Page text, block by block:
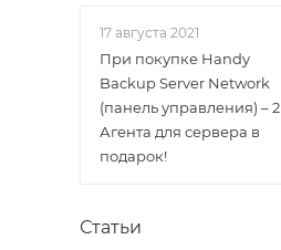
17 августа 2021
При покупке Handy
Backup Server Network
(панель управления) – 2
Агента для сервера в
подарок!
Статьи